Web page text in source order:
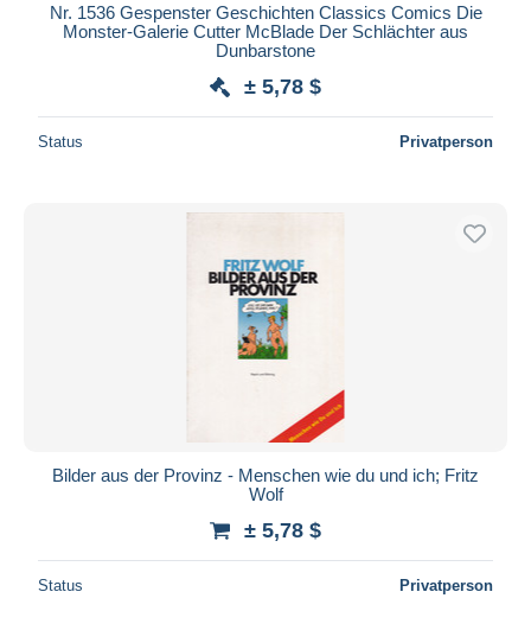
Nr. 1536 Gespenster Geschichten Classics Comics Die
Monster-Galerie Cutter McBlade Der Schlächter aus
Dunbarstone
± 5,78 $
Status Privatperson
Bilder aus der Provinz - Menschen wie du und ich; Fritz
Wolf
± 5,78 $
Status Privatperson